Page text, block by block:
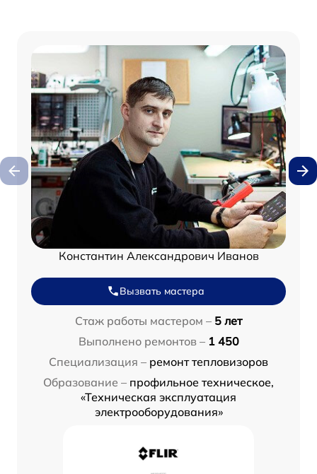
Константин Александрович Иванов
Вызвать мастера
Стаж работы мастером – 5 лет
Выполнено ремонтов – 1 450
Специализация – ремонт тепловизоров
Образование – профильное техническое,
«Техническая эксплуатация
электрооборудования»